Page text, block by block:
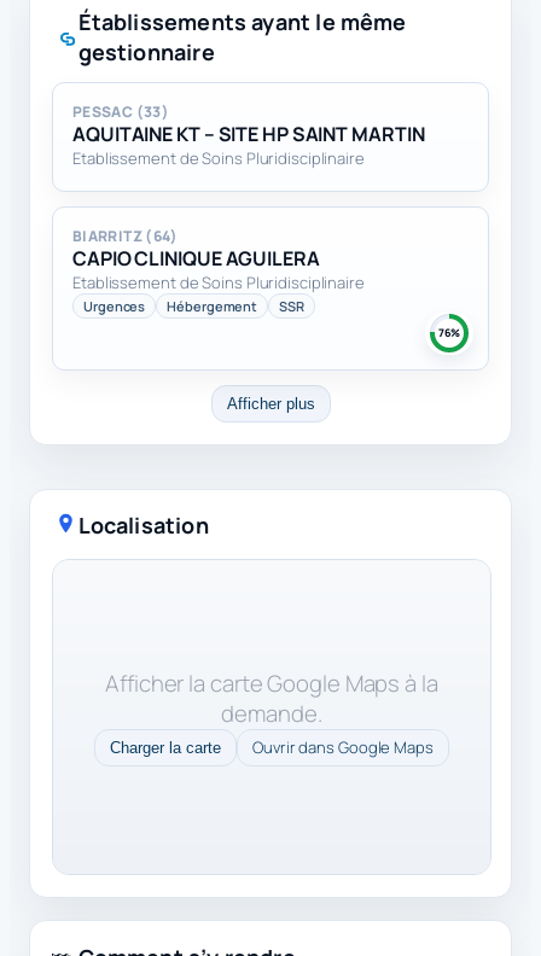
Localisation
Afficher la carte Google Maps à la
demande.
Charger la carte Ouvrir dans Google Maps
Établissements ayant le même
gestionnaire
PESSAC (33)
AQUITAINE KT – SITE HP SAINT MARTIN
Etablissement de Soins Pluridisciplinaire
BIARRITZ (64)
CAPIO CLINIQUE AGUILERA
Etablissement de Soins Pluridisciplinaire
Urgences Hébergement SSR
76%
Afficher plus